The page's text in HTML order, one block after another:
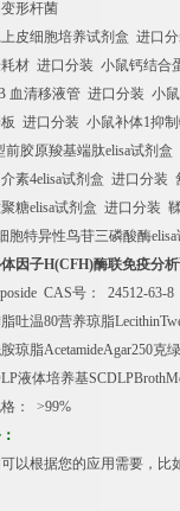
形杆菌
皮细胞培养试剂盒 进口
材 进口分装 小鼠钙结合
血清移液管 进口分装 小
进口分装 小鼠补体1抑
前胶原羧基端肽elisa试剂盒
素4elisa试剂盒 进口分装
糖elisa试剂盒 进口分装
胞特异性鸟苷三磷酸酶elisa
因子H(CFH)酶联免疫分
CAS号：
24512-63-8
吐温80营养琼脂
琼脂AcetamideAgar250克
液体培养基
：
>99%
以根据您的应用需要，比